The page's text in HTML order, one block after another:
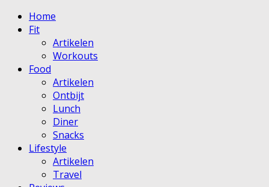
Home
Fit
Artikelen
Workouts
Food
Artikelen
Ontbijt
Lunch
Diner
Snacks
Lifestyle
Artikelen
Travel